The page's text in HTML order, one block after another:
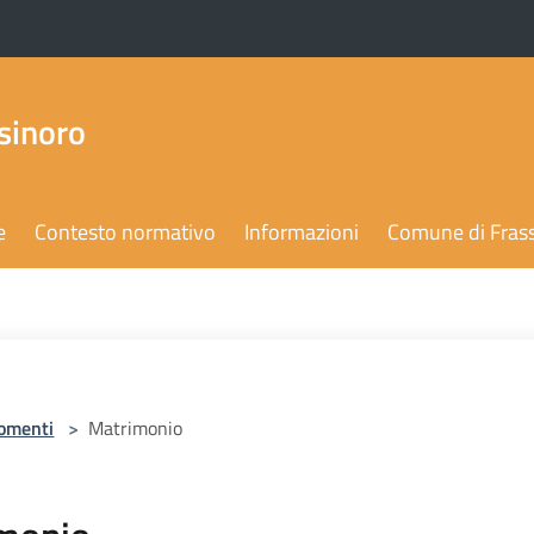
Contesto normativo Informazioni Comune di
> Matrimonio